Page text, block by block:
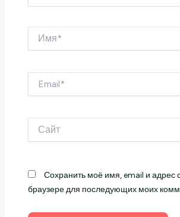
Сохранить моё имя, email и адрес
браузере для последующих моих